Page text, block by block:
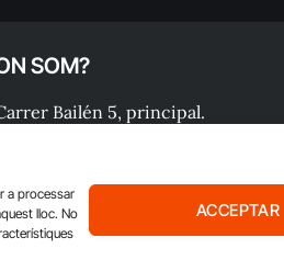
a processar
lloc. No
ACCEPTAR
SOM?
Bailén 5, principal.